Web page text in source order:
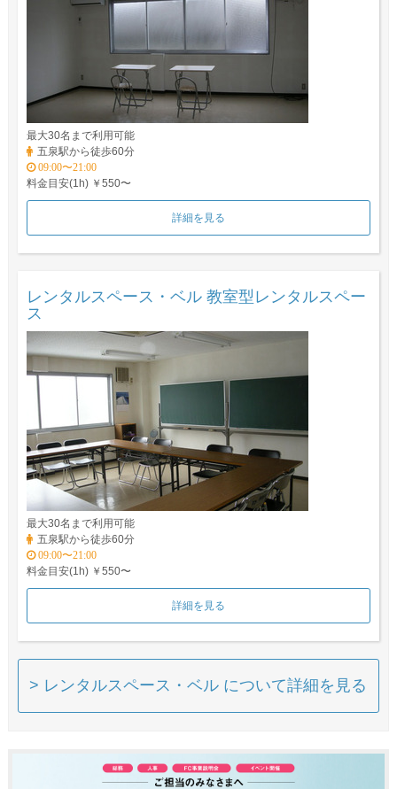
最大30名まで利用可能
五泉駅から徒歩60分
09:00〜21:00
料金目安(1h) ￥550〜
詳細を見る
レンタルスペース・ベル 教室型レンタルスペー
ス
最大30名まで利用可能
五泉駅から徒歩60分
09:00〜21:00
料金目安(1h) ￥550〜
詳細を見る
> レンタルスペース・ベル について詳細を見る